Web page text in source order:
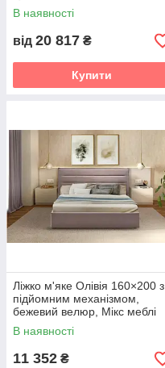
декоративною оббивкою та
нішею для білизни Світ
В наявності
від 20 817 ₴
Купити
Ліжко м'яке Олівія 160×200 з
підйомним механізмом,
бежевий велюр, Мікс меблі
В наявності
11 352 ₴